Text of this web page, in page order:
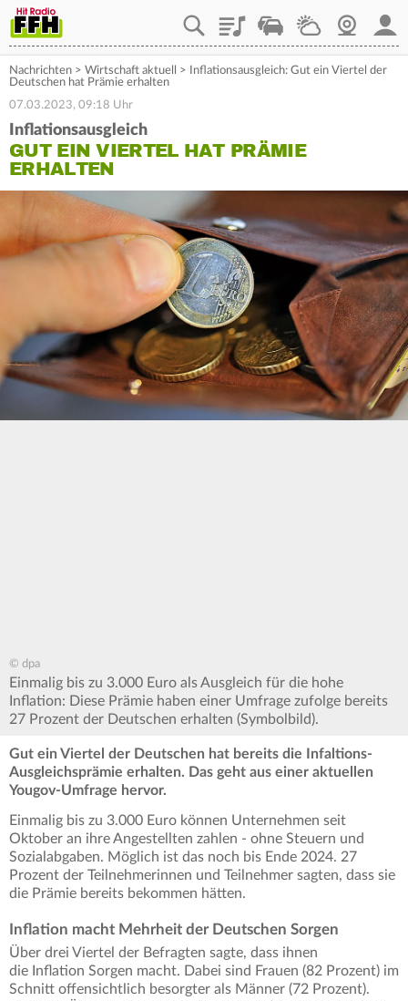
PlaylistStaupilotWetterWebcam
Nachrichten > Wirtschaft aktuell >
Inflationsausgleich: Gut ein Viertel der
Deutschen hat Prämie erhalten
07.03.2023, 09:18 Uhr
Inflationsausgleich
GUT EIN VIERTEL HAT PRÄMIE
ERHALTEN
© dpa
Einmalig bis zu 3.000 Euro als Ausgleich für die hohe
Inflation: Diese Prämie haben einer Umfrage zufolge bereits
27 Prozent der Deutschen erhalten (Symbolbild).
Gut ein Viertel der Deutschen hat bereits die Infaltions-
Ausgleichsprämie erhalten. Das geht aus einer aktuellen
Yougov-Umfrage hervor.
Einmalig bis zu 3.000 Euro können Unternehmen seit
Oktober an ihre Angestellten zahlen - ohne Steuern und
Sozialabgaben. Möglich ist das noch bis Ende 2024. 27
Prozent der Teilnehmerinnen und Teilnehmer sagten, dass sie
die Prämie bereits bekommen hätten.
Inflation macht Mehrheit der Deutschen Sorgen
Über drei Viertel der Befragten sagte, dass ihnen
die Inflation Sorgen macht. Dabei sind Frauen (82 Prozent) im
Schnitt offensichtlich besorgter als Männer (72 Prozent).